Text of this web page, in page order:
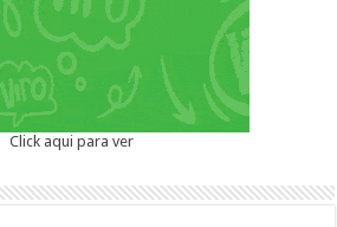
Click aqui para ver